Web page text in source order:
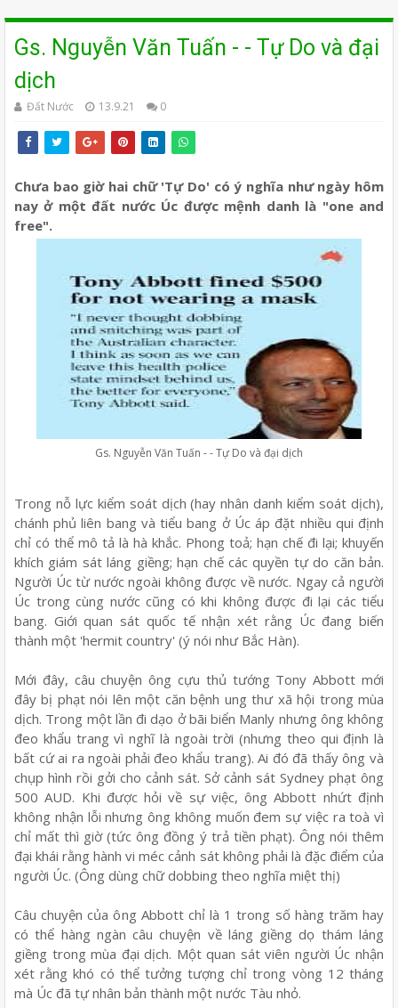
Gs. Nguyễn Văn Tuấn - - Tự Do và đại
dịch
Đất Nước 13.9.21 0
Chưa bao giờ hai chữ 'Tự Do' có ý nghĩa như ngày hôm
nay ở một đất nước Úc được mệnh danh là "one and
free".
Gs. Nguyễn Văn Tuấn - - Tự Do và đại dịch
Trong nỗ lực kiểm soát dịch (hay nhân danh kiểm soát dịch),
chánh phủ liên bang và tiểu bang ở Úc áp đặt nhiều qui định
chỉ có thể mô tả là hà khắc. Phong toả; hạn chế đi lại; khuyến
khích giám sát láng giềng; hạn chế các quyền tự do căn bản.
Người Úc từ nước ngoài không được về nước. Ngay cả người
Úc trong cùng nước cũng có khi không được đi lại các tiểu
bang. Giới quan sát quốc tế nhận xét rằng Úc đang biến
thành một 'hermit country' (ý nói như Bắc Hàn).
Mới đây, câu chuyện ông cựu thủ tướng Tony Abbott mới
đây bị phạt nói lên một căn bệnh ung thư xã hội trong mùa
dịch. Trong một lần đi dạo ở bãi biển Manly nhưng ông không
đeo khẩu trang vì nghĩ là ngoài trời (nhưng theo qui định là
bất cứ ai ra ngoài phải đeo khẩu trang). Ai đó đã thấy ông và
chụp hình rồi gởi cho cảnh sát. Sở cảnh sát Sydney phạt ông
500 AUD. Khi được hỏi về sự việc, ông Abbott nhứt định
không nhận lỗi nhưng ông không muốn đem sự việc ra toà vì
chỉ mất thì giờ (tức ông đồng ý trả tiền phạt). Ông nói thêm
đại khái rằng hành vi méc cảnh sát không phải là đặc điểm của
người Úc. (Ông dùng chữ dobbing theo nghĩa miệt thị)
Câu chuyện của ông Abbott chỉ là 1 trong số hàng trăm hay
có thể hàng ngàn câu chuyện về láng giềng dọ thám láng
giềng trong mùa đại dịch. Một quan sát viên người Úc nhận
xét rằng khó có thể tưởng tượng chỉ trong vòng 12 tháng
mà Úc đã tự nhân bản thành một nước Tàu nhỏ.